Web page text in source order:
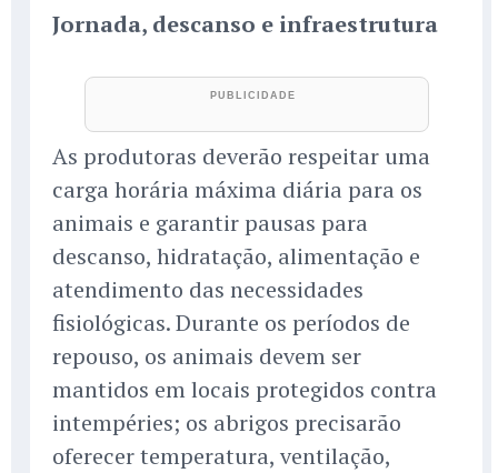
Jornada, descanso e infraestrutura
As produtoras deverão respeitar uma
carga horária máxima diária para os
animais e garantir pausas para
descanso, hidratação, alimentação e
atendimento das necessidades
fisiológicas. Durante os períodos de
repouso, os animais devem ser
mantidos em locais protegidos contra
intempéries; os abrigos precisarão
oferecer temperatura, ventilação,